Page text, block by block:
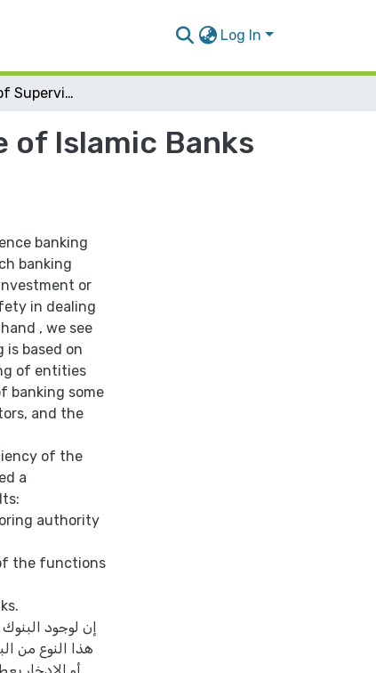
Log In
The Efficiency of Supervision on the Performance of Islamic Banks in Palestine
of Islamic Banks
banking
banking
or
in dealing
, we see
is based on
of entities
banking some
and the
of the
a
authority
the functions
إن لوجود
هذا النوع من